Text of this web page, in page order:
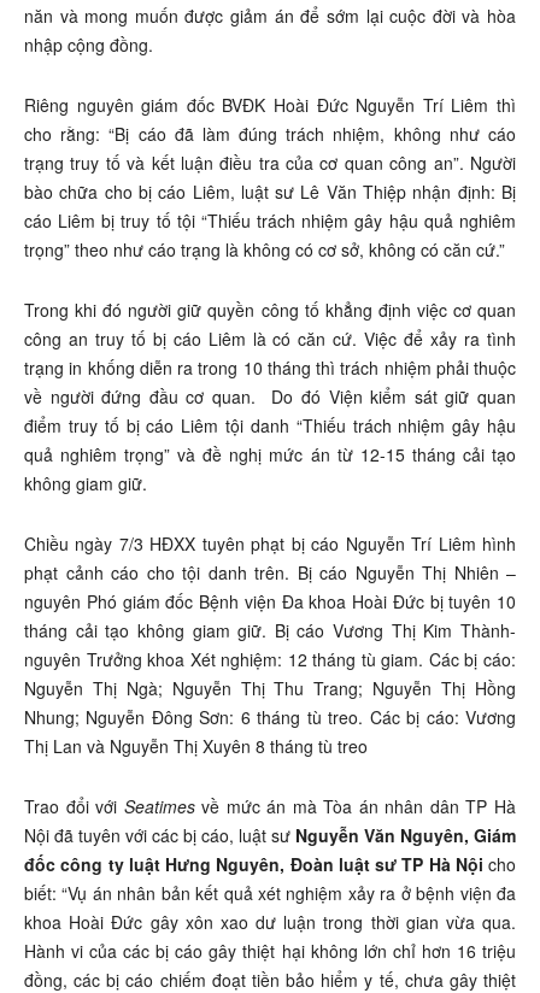
năn và mong muốn được giảm án để sớm lại cuộc đời và hòa
nhập cộng đồng.
Riêng nguyên giám đốc BVĐK Hoài Đức Nguyễn Trí Liêm thì
cho rằng: “Bị cáo đã làm đúng trách nhiệm, không như cáo
trạng truy tố và kết luận điều tra của cơ quan công an”. Người
bào chữa cho bị cáo Liêm, luật sư Lê Văn Thiệp nhận định: Bị
cáo Liêm bị truy tố tội “Thiếu trách nhiệm gây hậu quả nghiêm
trọng” theo như cáo trạng là không có cơ sở, không có căn cứ.”
Trong khi đó người giữ quyền công tố khẳng định việc cơ quan
công an truy tố bị cáo Liêm là có căn cứ. Việc để xảy ra tình
trạng in khống diễn ra trong 10 tháng thì trách nhiệm phải thuộc
về người đứng đầu cơ quan. Do đó Viện kiểm sát giữ quan
điểm truy tố bị cáo Liêm tội danh “Thiếu trách nhiệm gây hậu
quả nghiêm trọng” và đề nghị mức án từ 12-15 tháng cải tạo
không giam giữ.
Chiều ngày 7/3 HĐXX tuyên phạt bị cáo Nguyễn Trí Liêm hình
phạt cảnh cáo cho tội danh trên. Bị cáo Nguyễn Thị Nhiên –
nguyên Phó giám đốc Bệnh viện Đa khoa Hoài Đức bị tuyên 10
tháng cải tạo không giam giữ. Bị cáo Vương Thị Kim Thành-
nguyên Trưởng khoa Xét nghiệm: 12 tháng tù giam. Các bị cáo:
Nguyễn Thị Ngà; Nguyễn Thị Thu Trang; Nguyễn Thị Hồng
Nhung; Nguyễn Đông Sơn: 6 tháng tù treo. Các bị cáo: Vương
Thị Lan và Nguyễn Thị Xuyên 8 tháng tù treo
Trao đổi với Seatimesvề mức án mà Tòa án nhân dân TP Hà
Nội đã tuyên với các bị cáo, luật sư Nguyễn Văn Nguyên, Giám
đốc công ty luật Hưng Nguyên, Đoàn luật sư TP Hà Nội cho
biết: “Vụ án nhân bản kết quả xét nghiệm xảy ra ở bệnh viện đa
khoa Hoài Đức gây xôn xao dư luận trong thời gian vừa qua.
Hành vi của các bị cáo gây thiệt hại không lớn chỉ hơn 16 triệu
đồng, các bị cáo chiếm đoạt tiền bảo hiểm y tế, chưa gây thiệt